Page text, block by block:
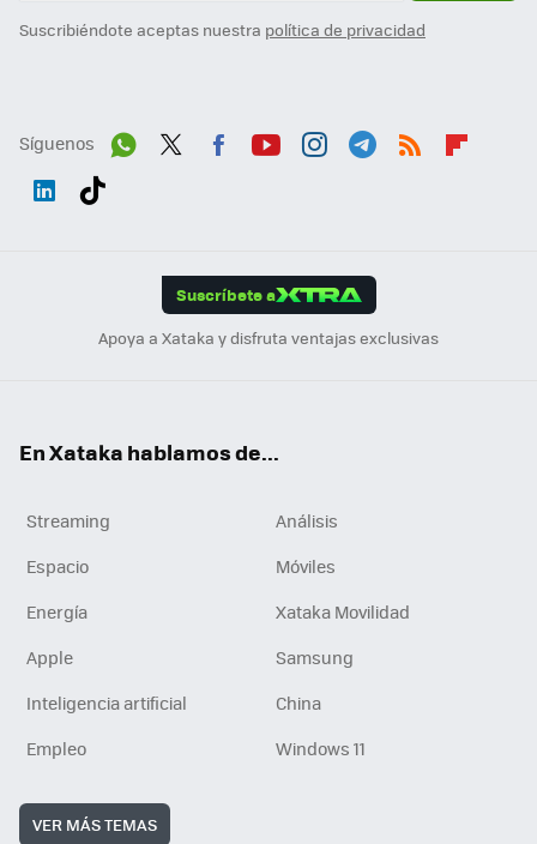
Suscribiéndote aceptas nuestra política de privacidad
Síguenos
Suscríbete a
Apoya a Xataka y disfruta ventajas exclusivas
En Xataka hablamos de...
Streaming
Análisis
Espacio
Móviles
Energía
Xataka Movilidad
Apple
Samsung
Inteligencia artificial
China
Empleo
Windows 11
VER MÁS TEMAS